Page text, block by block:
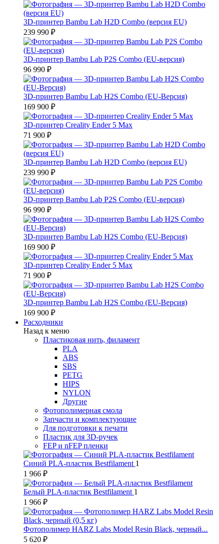
3D-принтер Bambu Lab H2D Combo (версия EU)
239 990 ₽
3D-принтер Bambu Lab P2S Combo (EU-версия)
96 990 ₽
3D-принтер Bambu Lab H2S Combo (EU-Версия)
169 900 ₽
3D-принтер Creality Ender 5 Max
71 900 ₽
3D-принтер Bambu Lab H2D Combo (версия EU)
239 990 ₽
3D-принтер Bambu Lab P2S Combo (EU-версия)
96 990 ₽
3D-принтер Bambu Lab H2S Combo (EU-Версия)
169 900 ₽
3D-принтер Creality Ender 5 Max
71 900 ₽
3D-принтер Bambu Lab H2S Combo (EU-Версия)
169 900 ₽
Расходники
Назад к меню
Пластиковая нить, филамент
PLA
ABS
SBS
PETG
HIPS
NYLON
Другие
Фотополимерная смола
Запчасти и комплектующие
Для подготовки к печати
Пластик для 3D-ручек
FEP и nFEP пленки
Синий PLA-пластик Bestfilament 1
1 966 ₽
Белый PLA-пластик Bestfilament 1
1 966 ₽
Фотополимер HARZ Labs Model Resin Black, черный...
5 620 ₽